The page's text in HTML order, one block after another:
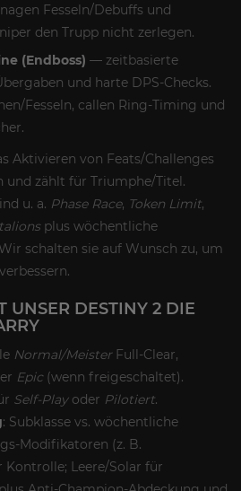
Fesseln/Debuffs und
den Trupp nicht zerlegen.
(Endboss) — zeitbasierte
und harte DPS-Checks.
Fesseln, callen Ring-Timing und
Aktivieren von Feats/Challenges
und zählt für Triumphe/Titel.
u. a. Phase Race, Token Limit,
plus wöchentliche
schalten sie auf Wunsch zu, um
UNSER DESTINY 2 DIE
Normal/MeisterFull-Clear,
Epic(wenn freigeschaltet).
Self-Playoder Pilotiert.
: Subklasse vs. wöchentliche
Modifikatoren (z. B.
Leere/Solar für